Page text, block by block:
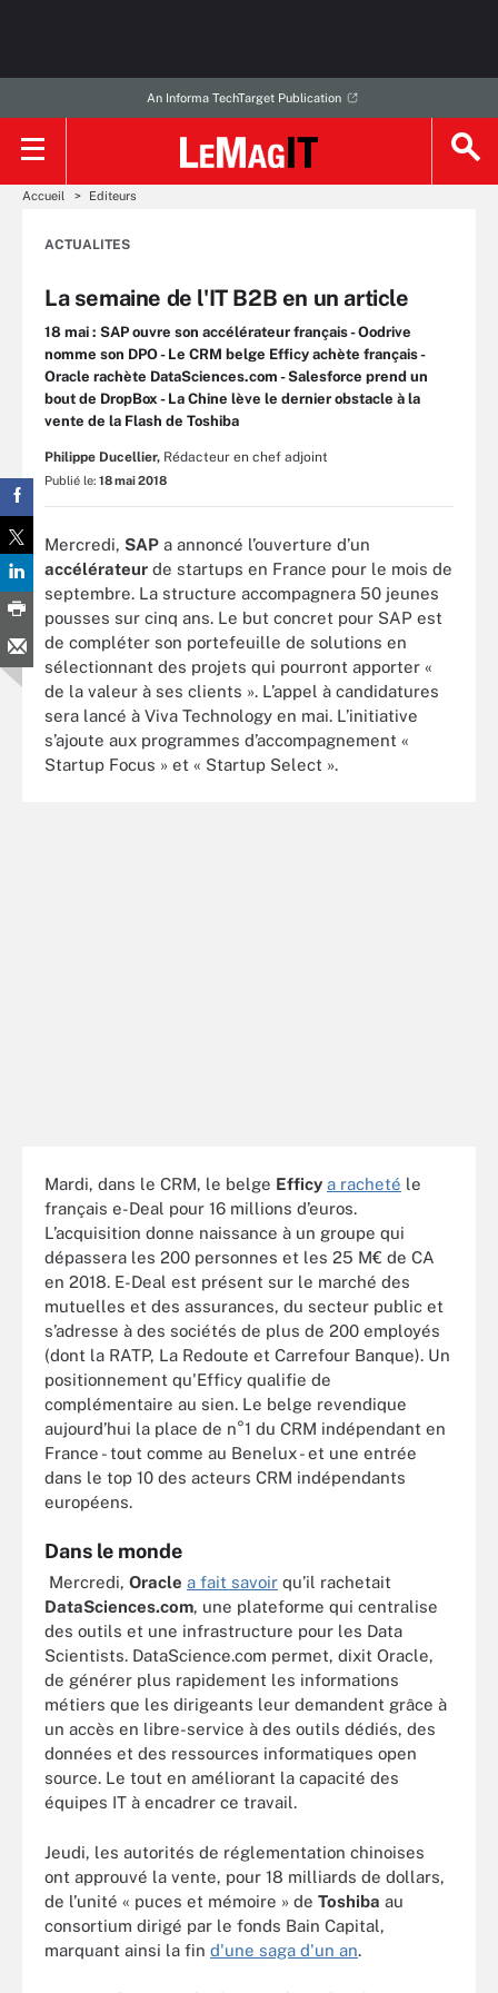
An Informa TechTarget Publication
Accueil Editeurs
ACTUALITES
La semaine de l'IT B2B en un article
18 mai : SAP ouvre son accélérateur français - Oodrive
nomme son DPO - Le CRM belge Efficy achète français -
Oracle rachète DataSciences.com - Salesforce prend un
bout de DropBox - La Chine lève le dernier obstacle à la
vente de la Flash de Toshiba
Philippe Ducellier, Rédacteur en chef adjoint
Publié le: 18 mai 2018
Mercredi, SAP a annoncé l’ouverture d’un
accélérateur de startups en France pour le mois de
septembre. La structure accompagnera 50 jeunes
pousses sur cinq ans. Le but concret pour SAP est
de compléter son portefeuille de solutions en
sélectionnant des projets qui pourront apporter «
de la valeur à ses clients ». L’appel à candidatures
sera lancé à Viva Technology en mai. L’initiative
s’ajoute aux programmes d’accompagnement «
Startup Focus » et « Startup Select ».
Mardi, dans le CRM, le belge Efficy a racheté le
français e-Deal pour 16 millions d’euros.
L’acquisition donne naissance à un groupe qui
dépassera les 200 personnes et les 25 M€ de CA
en 2018. E-Deal est présent sur le marché des
mutuelles et des assurances, du secteur public et
s’adresse à des sociétés de plus de 200 employés
(dont la RATP, La Redoute et Carrefour Banque). Un
positionnement qu'Efficy qualifie de
complémentaire au sien. Le belge revendique
aujourd’hui la place de n°1 du CRM indépendant en
France - tout comme au Benelux - et une entrée
dans le top 10 des acteurs CRM indépendants
européens.
Dans le monde
Mercredi, Oracle a fait savoir qu’il rachetait
DataSciences.com, une plateforme qui centralise
des outils et une infrastructure pour les Data
Scientists. DataScience.com permet, dixit Oracle,
de générer plus rapidement les informations
métiers que les dirigeants leur demandent grâce à
un accès en libre-service à des outils dédiés, des
données et des ressources informatiques open
source. Le tout en améliorant la capacité des
équipes IT à encadrer ce travail.
Jeudi, les autorités de réglementation chinoises
ont approuvé la vente, pour 18 milliards de dollars,
de l’unité « puces et mémoire » de Toshiba au
consortium dirigé par le fonds Bain Capital,
marquant ainsi la fin d'une saga d'un an.